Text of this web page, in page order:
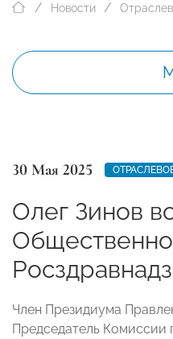
Новости
30 Мая 2025
Олег Зинов
Член Президиума
Председатель Комиссии